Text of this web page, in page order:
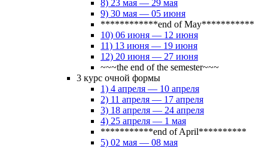
8) 23 мая — 29 мая
9) 30 мая — 05 июня
************end of May***********
10) 06 июня — 12 июня
11) 13 июня — 19 июня
12) 20 июня — 27 июня
~~~the end of the semester~~~
3 курс очной формы
1) 4 апреля — 10 апреля
2) 11 апреля — 17 апреля
3) 18 апреля — 24 апреля
4) 25 апреля — 1 мая
***********end of April**********
5) 02 мая — 08 мая